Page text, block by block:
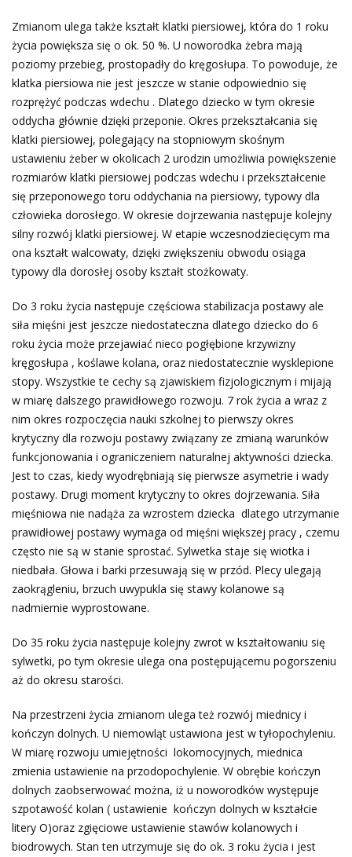
Zmianom ulega także kształt klatki piersiowej, która do 1 roku
życia powiększa się o ok. 50 %. U noworodka żebra mają
poziomy przebieg, prostopadły do kręgosłupa. To powoduje, że
klatka piersiowa nie jest jeszcze w stanie odpowiednio się
rozprężyć podczas wdechu . Dlatego dziecko w tym okresie
oddycha głównie dzięki przeponie. Okres przekształcania się
klatki piersiowej, polegający na stopniowym skośnym
ustawieniu żeber w okolicach 2 urodzin umożliwia powiększenie
rozmiarów klatki piersiowej podczas wdechu i przekształcenie
się przeponowego toru oddychania na piersiowy, typowy dla
człowieka dorosłego. W okresie dojrzewania następuje kolejny
silny rozwój klatki piersiowej. W etapie wczesnodziecięcym ma
ona kształt walcowaty, dzięki zwiększeniu obwodu osiąga
typowy dla dorosłej osoby kształt stożkowaty.
Do 3 roku życia następuje częściowa stabilizacja postawy ale
siła mięśni jest jeszcze niedostateczna dlatego dziecko do 6
roku życia może przejawiać nieco pogłębione krzywizny
kręgosłupa , koślawe kolana, oraz niedostatecznie wysklepione
stopy. Wszystkie te cechy są zjawiskiem fizjologicznym i mijają
w miarę dalszego prawidłowego rozwoju. 7 rok życia a wraz z
nim okres rozpoczęcia nauki szkolnej to pierwszy okres
krytyczny dla rozwoju postawy związany ze zmianą warunków
funkcjonowania i ograniczeniem naturalnej aktywności dziecka.
Jest to czas, kiedy wyodrębniają się pierwsze asymetrie i wady
postawy. Drugi moment krytyczny to okres dojrzewania. Siła
mięśniowa nie nadąża za wzrostem dziecka dlatego utrzymanie
prawidłowej postawy wymaga od mięśni większej pracy , czemu
często nie są w stanie sprostać. Sylwetka staje się wiotka i
niedbała. Głowa i barki przesuwają się w przód. Plecy ulegają
zaokrągleniu, brzuch uwypukla się stawy kolanowe są
nadmiernie wyprostowane.
Do 35 roku życia następuje kolejny zwrot w kształtowaniu się
sylwetki, po tym okresie ulega ona postępującemu pogorszeniu
aż do okresu starości.
Na przestrzeni życia zmianom ulega też rozwój miednicy i
kończyn dolnych. U niemowląt ustawiona jest w tyłopochyleniu.
W miarę rozwoju umiejętności lokomocyjnych, miednica
zmienia ustawienie na przodopochylenie. W obrębie kończyn
dolnych zaobserwować można, iż u noworodków występuje
szpotawość kolan ( ustawienie kończyn dolnych w kształcie
litery O)oraz zgięciowe ustawienie stawów kolanowych i
biodrowych. Stan ten utrzymuje się do ok. 3 roku życia i jest